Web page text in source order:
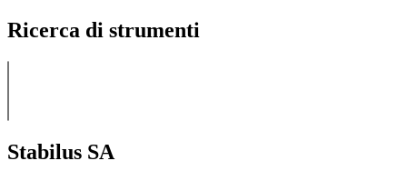
Ricerca di strumenti
Stabilus SA